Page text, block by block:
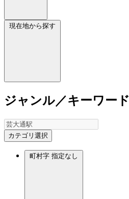
現在地から探す
ジャンル／キーワード
カテゴリ選択
町村字 指定なし